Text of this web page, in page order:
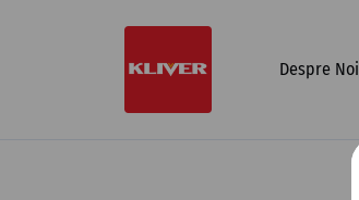
Despre Noi